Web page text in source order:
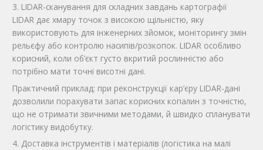
3. LIDAR-сканування для складних завдань картографії
LIDAR дає хмару точок з високою щільністю, яку
використовують для інженерних зйомок, моніторингу змін
рельєфу або контролю насипів/розкопок. LIDAR особливо
корисний, коли об’єкт густо вкритий рослинністю або
потрібно мати точні висотні дані.
Практичний приклад: при реконструкції кар’єру LIDAR-дані
дозволили порахувати запас корисних копалин з точністю,
що не отримати звичними методами, й швидко спланувати
логістику видобутку.
4. Доставка інструментів і матеріалів (логістика на малі